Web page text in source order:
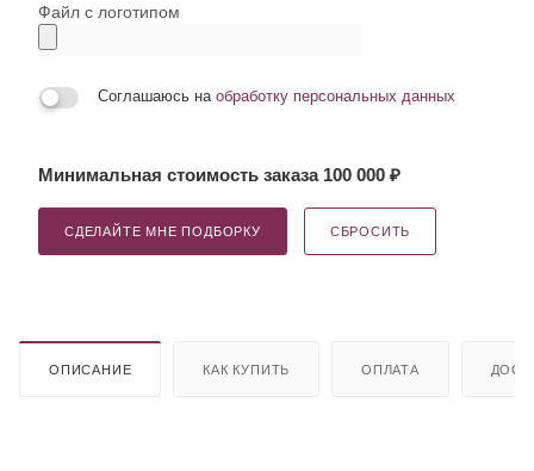
Файл с логотипом
Соглашаюсь на обработку персональных данных
Минимальная стоимость заказа 100 000 ₽
СДЕЛАЙТЕ МНЕ ПОДБОРКУ СБРОСИТЬ
ОПИСАНИЕ КАК КУПИТЬ ОПЛАТА